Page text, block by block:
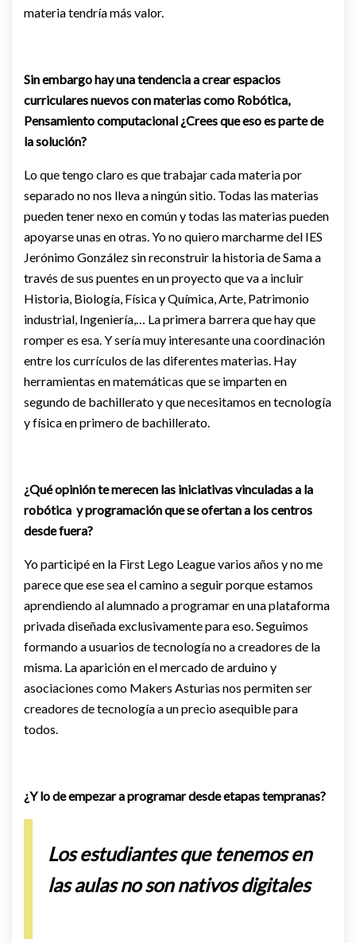
materia tendría más valor.
Sin embargo hay una tendencia a crear espacios
curriculares nuevos con materias como Robótica,
Pensamiento computacional ¿Crees que eso es parte de
la solución?
Lo que tengo claro es que trabajar cada materia por
separado no nos lleva a ningún sitio. Todas las materias
pueden tener nexo en común y todas las materias pueden
apoyarse unas en otras. Yo no quiero marcharme del IES
Jerónimo González sin reconstruir la historia de Sama a
través de sus puentes en un proyecto que va a incluir
Historia, Biología, Física y Química, Arte, Patrimonio
industrial, Ingeniería,… La primera barrera que hay que
romper es esa. Y sería muy interesante una coordinación
entre los currículos de las diferentes materias. Hay
herramientas en matemáticas que se imparten en
segundo de bachillerato y que necesitamos en tecnología
y física en primero de bachillerato.
¿Qué opinión te merecen las iniciativas vinculadas a la
robótica y programación que se ofertan a los centros
desde fuera?
Yo participé en la First Lego League varios años y no me
parece que ese sea el camino a seguir porque estamos
aprendiendo al alumnado a programar en una plataforma
privada diseñada exclusivamente para eso. Seguimos
formando a usuarios de tecnología no a creadores de la
misma. La aparición en el mercado de arduino y
asociaciones como Makers Asturias nos permiten ser
creadores de tecnología a un precio asequible para
todos.
¿Y lo de empezar a programar desde etapas tempranas?
Los estudiantes que tenemos en
las aulas no son nativos digitales